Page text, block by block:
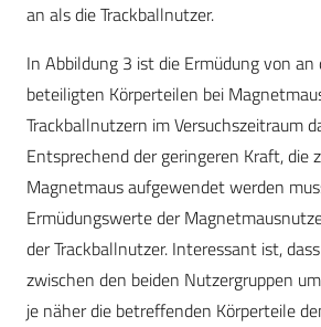
an als die Trackballnutzer.
In Abbildung 3 ist die Ermüdung von an
beteiligten Körperteilen bei
Trackballnutzern im Versuchszeitraum
Entsprechend der geringeren Kraft, die
Magnetmaus aufgewendet werden
Ermüdungswerte der
der Trackballnutzer. Interessant ist,
zwischen den beiden Nutzergruppen
je näher die betreffenden Körperteile